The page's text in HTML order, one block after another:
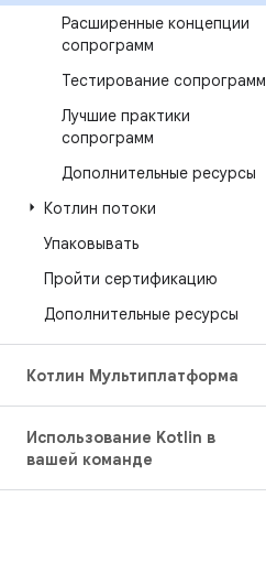
Расширенные концепции
сопрограмм
Тестирование сопрограмм
Лучшие практики
сопрограмм
Дополнительные ресурсы
Котлин потоки
Упаковывать
Пройти сертификацию
Дополнительные ресурсы
Котлин Мультиплатформа
Использование Kotlin в
вашей команде